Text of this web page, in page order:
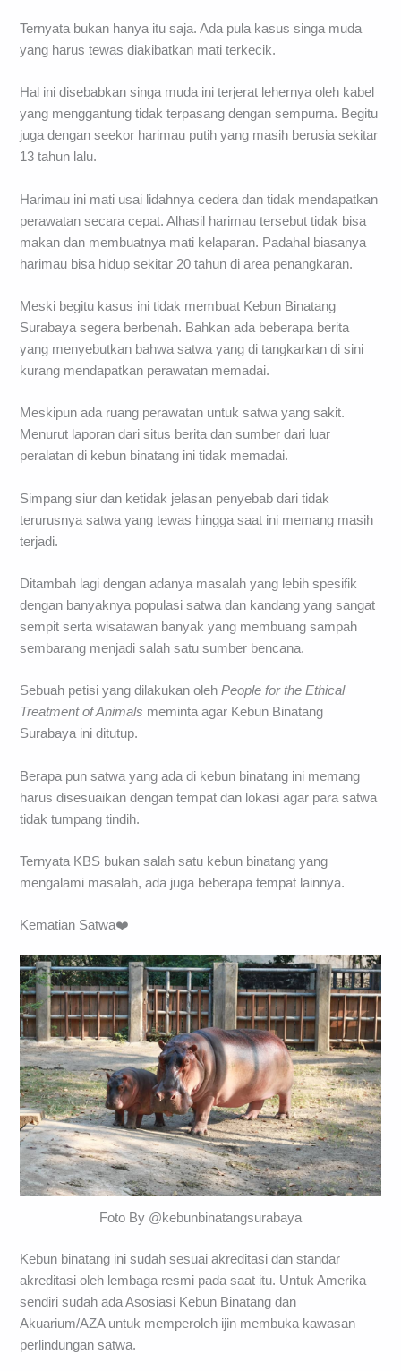
Ternyata bukan hanya itu saja. Ada pula kasus singa muda
yang harus tewas diakibatkan mati terkecik.
Hal ini disebabkan singa muda ini terjerat lehernya oleh kabel
yang menggantung tidak terpasang dengan sempurna. Begitu
juga dengan seekor harimau putih yang masih berusia sekitar
13 tahun lalu.
Harimau ini mati usai lidahnya cedera dan tidak mendapatkan
perawatan secara cepat. Alhasil harimau tersebut tidak bisa
makan dan membuatnya mati kelaparan. Padahal biasanya
harimau bisa hidup sekitar 20 tahun di area penangkaran.
Meski begitu kasus ini tidak membuat Kebun Binatang
Surabaya segera berbenah. Bahkan ada beberapa berita
yang menyebutkan bahwa satwa yang di tangkarkan di sini
kurang mendapatkan perawatan memadai.
Meskipun ada ruang perawatan untuk satwa yang sakit.
Menurut laporan dari situs berita dan sumber dari luar
peralatan di kebun binatang ini tidak memadai.
Simpang siur dan ketidak jelasan penyebab dari tidak
terurusnya satwa yang tewas hingga saat ini memang masih
terjadi.
Ditambah lagi dengan adanya masalah yang lebih spesifik
dengan banyaknya populasi satwa dan kandang yang sangat
sempit serta wisatawan banyak yang membuang sampah
sembarang menjadi salah satu sumber bencana.
Sebuah petisi yang dilakukan olehPeople for the Ethical
Treatment of Animals meminta agar Kebun Binatang
Surabaya ini ditutup.
Berapa pun satwa yang ada di kebun binatang ini memang
harus disesuaikan dengan tempat dan lokasi agar para satwa
tidak tumpang tindih.
Ternyata KBS bukan salah satu kebun binatang yang
mengalami masalah, ada juga beberapa tempat lainnya.
Kematian Satwa❤️
Foto By @kebunbinatangsurabaya
Kebun binatang ini sudah sesuai akreditasi dan standar
akreditasi oleh lembaga resmi pada saat itu. Untuk Amerika
sendiri sudah ada Asosiasi Kebun Binatang dan
Akuarium/AZA untuk memperoleh ijin membuka kawasan
perlindungan satwa.